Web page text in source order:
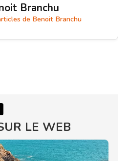
Branchu
de Benoit Branchu
LE WEB